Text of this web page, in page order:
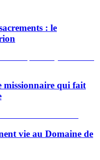
: le
missionnaire qui fait
vie au Domaine de